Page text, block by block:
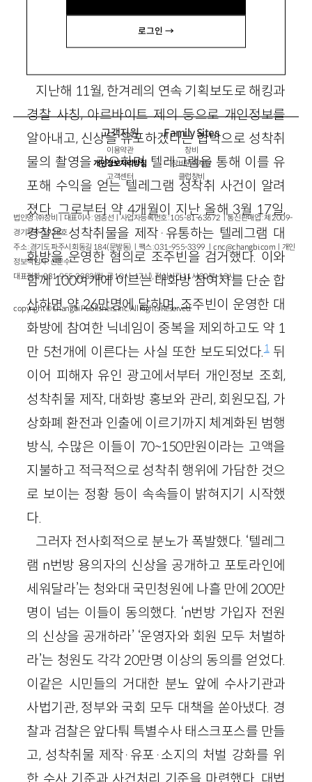
로그인 →
1. 누구를 향한, 어떤 분노인가
지난해 11월, 한겨레의 연속 기획보도로 해킹과
경찰 사칭, 아르바이트 제의 등으로 개인정보를
알아내고, 신상을 유포하겠다는 협박으로 성착취
물의 촬영을 강요하며, 텔레그램을 통해 이를 유
포해 수익을 얻는 텔레그램 성착취 사건이 알려
졌다. 그로부터 약 4개월이 지난 올해 3월 17일,
경찰은 성착취물을 제작·유통하는 텔레그램 대
화방을 운영한 혐의로 조주빈을 검거했다. 이와
함께 100여개에 이르는 대화방 참여자를 단순 합
산하면 약 26만명에 달하며, 조주빈이 운영한 대
화방에 참여한 닉네임이 중복을 제외하고도 약 1
만 5천개에 이른다는 사실 또한 보도되었다.1뒤
이어 피해자 유인 광고에서부터 개인정보 조회,
성착취물 제작, 대화방 홍보와 관리, 회원모집, 가
상화폐 환전과 인출에 이르기까지 체계화된 범행
방식, 수많은 이들이 70~150만원이라는 고액을
지불하고 적극적으로 성착취 행위에 가담한 것으
로 보이는 정황 등이 속속들이 밝혀지기 시작했
다.
그러자 전사회적으로 분노가 폭발했다. ‘텔레그
램 n번방 용의자의 신상을 공개하고 포토라인에
세워달라’는 청와대 국민청원에 나흘 만에 200만
명이 넘는 이들이 동의했다. ‘n번방 가입자 전원
의 신상을 공개하라’ ‘운영자와 회원 모두 처벌하
라’는 청원도 각각 20만명 이상의 동의를 얻었다.
이같은 시민들의 거대한 분노 앞에 수사기관과
사법기관, 정부와 국회 모두 대책을 쏟아냈다. 경
찰과 검찰은 앞다퉈 특별수사 태스크포스를 만들
고, 성착취물 제작·유포·소지의 처벌 강화를 위
한 수사 기준과 사건처리 기준을 마련했다. 대법
고객지원
이용약관
개인정보처리방침
고객센터
Family Sites
창비
창비문화재단
클럽창비
법인명 : ㈜창비ㅣ대표이사 : 염종선ㅣ사업자등록번호 : 105-81-63672ㅣ통신판매업 : 제 2009-
경기파주-1928호
주소 : 경기도 파주시 회동길 184(문발동)ㅣ팩스 : 031-955-3399 ㅣcnc@changbi.com ㅣ개인
정보책임자 : 신문수
대표전화 : 031-955-3333(월~금 10시~17시), 점심시간 11시 30분~13시
copyright © Changbi Publishers, inc. All Rights Reserved.